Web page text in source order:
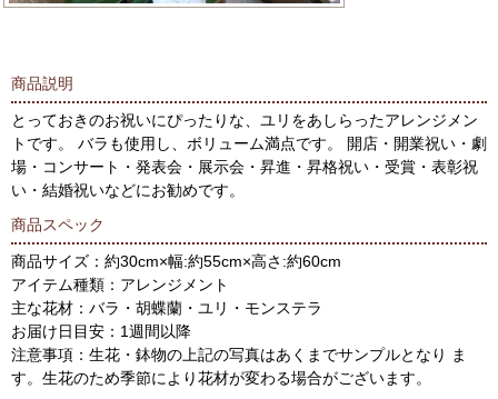
商品説明
とっておきのお祝いにぴったりな、ユリをあしらったアレンジメン
トです。 バラも使用し、ボリューム満点です。 開店・開業祝い・劇
場・コンサート・発表会・展示会・昇進・昇格祝い・受賞・表彰祝
い・結婚祝いなどにお勧めです。
商品スペック
商品サイズ：約30cm×幅:約55cm×高さ:約60cm
アイテム種類：アレンジメント
主な花材：バラ・胡蝶蘭・ユリ・モンステラ
お届け日目安：1週間以降
注意事項：生花・鉢物の上記の写真はあくまでサンプルとなり ま
す。生花のため季節により花材が変わる場合がございます。